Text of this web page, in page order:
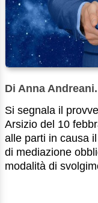
Di Anna Andreani.
Si segnala il
Arsizio del 10
alle parti in causa
di mediazione
modalità di